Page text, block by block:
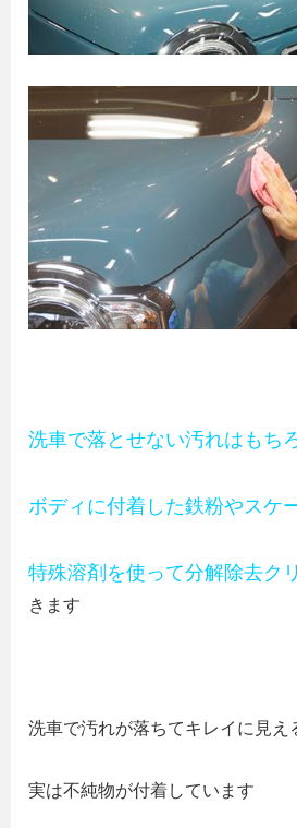
洗車で落とせない汚れはもち
ボディに付着した鉄粉やスケ
特殊溶剤を使って分解除去ク
きます
洗車で汚れが落ちてキレイに見え
実は不純物が付着しています